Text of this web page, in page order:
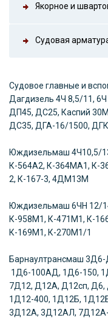
Якорное и
Судовая
Судовое главные и
Дагдизель 4Ч 8,5/11,
ДП45, ДС25, Каспий
ДС35, ДГА-16/1500,
Юждизельмаш 4Ч10,5/
К-564А2, К-364МА1, К-
2, К-167-3, 4ДМ13М
Юждизельмаш 6ЧН 12/
К-958М1, К-471М1, К-
К-169М1, К-270М1/1
Барнаултрансмаш 3Д6-
1Д6-100АД, 1Д6-150,
7Д12, Д12А, Д12сп,
1Д12-400, 1Д12Б,
3Д12А, 3Д12АЛ,